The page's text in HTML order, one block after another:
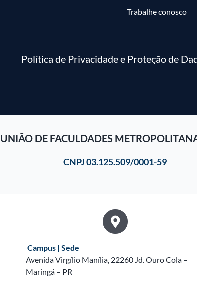
Trabalhe conosco
Política de Privacidade e Proteção de
DE FACULDADES
CNPJ 03.125.509/0001-59
Campus | Sede
Avenida Virgílio Manília, 22260 Jd. Ouro Cola –
Maringá – PR